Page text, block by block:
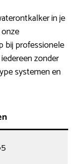
in je
bij professionele
zonder
systemen en